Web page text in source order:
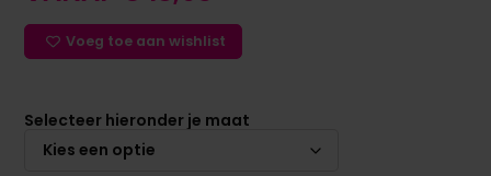
Voeg toe aan wishlist
Selecteer hieronder je maat